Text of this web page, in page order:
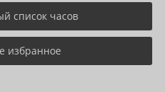
список часов
избранное